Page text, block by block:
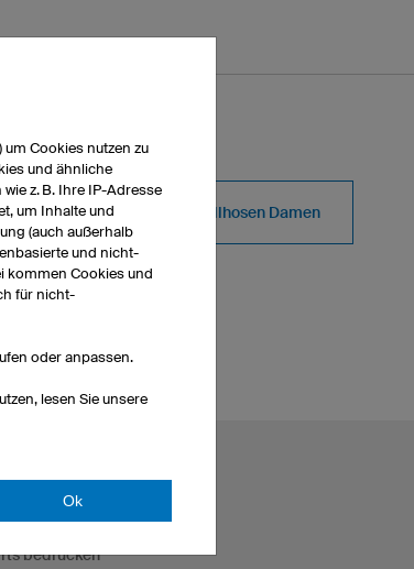
Damen Fußballhosen Damen
bedrucken
um Cookies nutzen zu
und ähnliche
z. B. Ihre IP-Adresse
um Inhalte und
(auch außerhalb
und nicht-
kommen Cookies und
für nicht-
oder anpassen.
lesen Sie unsere
Ok